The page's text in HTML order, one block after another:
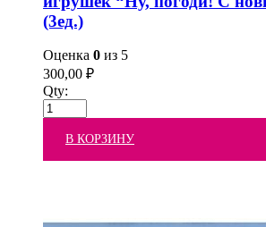
(3ед.)
Оценка 0 из 5
300,00 ₽
Qty:
В КОРЗИНУ